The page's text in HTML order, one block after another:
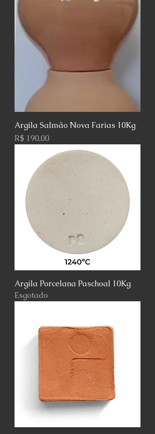
Argila Salmão Nova Farias 10Kg
Preço
R$ 190,00
Argila Porcelana Paschoal 10Kg
Esgotado